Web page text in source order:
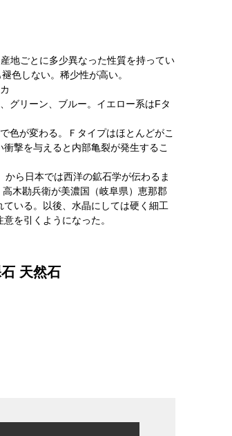
地ごとに多少異なった性質を持ってい
色しない。稀少性が高い。
グリーン、ブルー。イエロー系はFタ
色が変わる。Ｆタイプはほとんどがこ
撃を与えると内部亀裂が発生するこ
ら日本では西洋の鉱石学が伝わるま
木勘兵衛が美濃国（岐阜県）恵那郡
いる。以後、水晶にしては硬く細工
を引くようになった。
天然石